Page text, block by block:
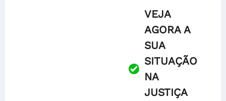
VEJA
AGORA A
SUA
SITUAÇÃO
NA
JUSTIÇA